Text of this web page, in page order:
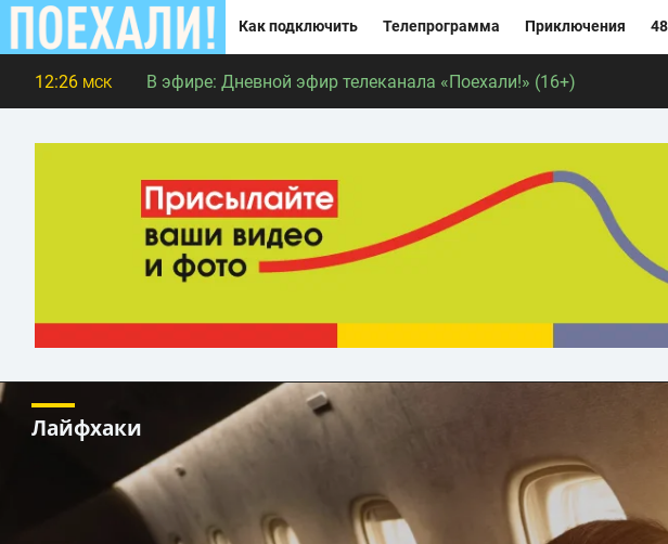
Как подключить Телепрограмма Приключения
12:26 МСК В эфире: Дневной эфир телеканала «Поехали!» (16+)
Лайфхаки